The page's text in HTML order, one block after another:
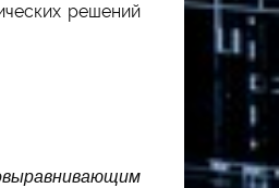
решений